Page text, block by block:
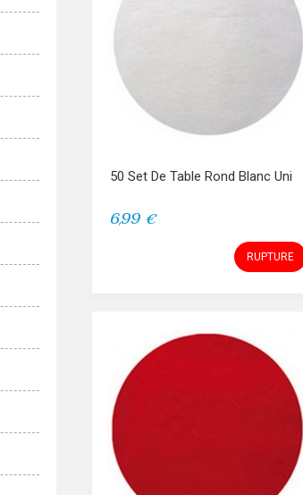
50 Set De Table Rond Blanc Uni
6,99 €
RUPTURE